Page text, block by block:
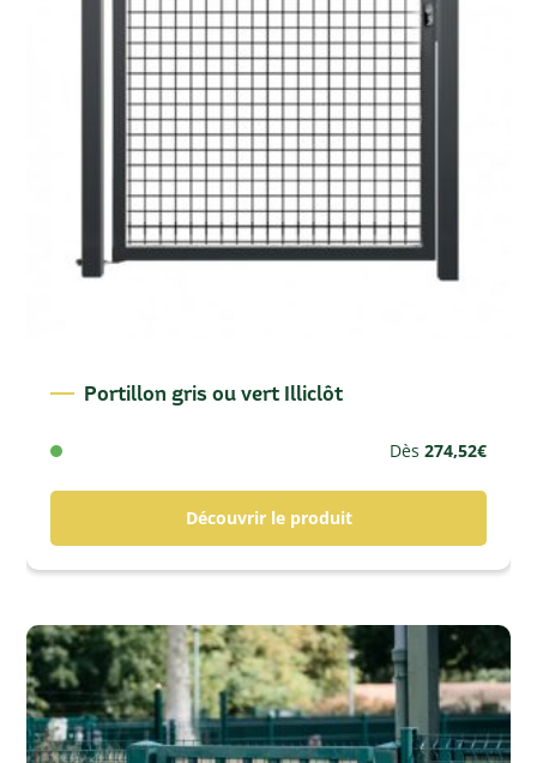
Portillon gris ou vert Illiclôt
Dès 274,52€
Découvrir le produit